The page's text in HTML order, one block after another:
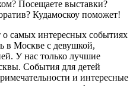
Посещаете выставки?
Кудамоскоу поможет!
самых интересных событиях
в Москве с девушкой,
У нас только лучшие
События для детей
и интересные